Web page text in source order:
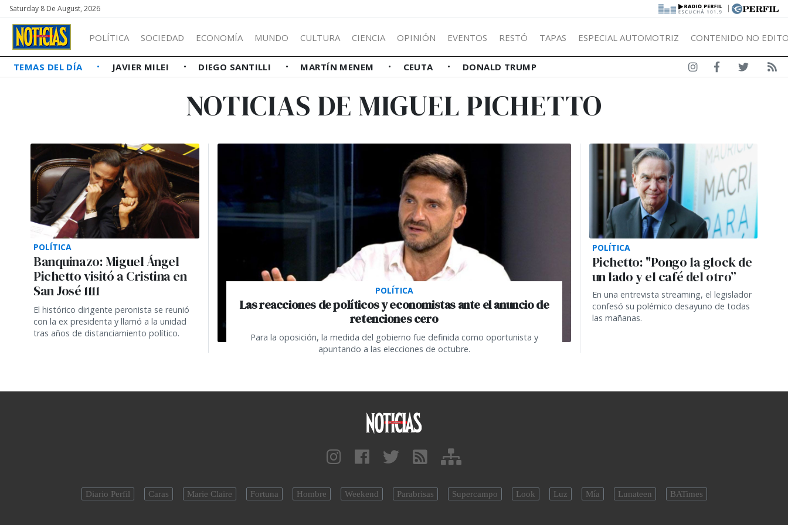
Saturday 8 De August, 2026 |
POLÍTICA SOCIEDAD ECONOMÍA MUNDO CULTURA CIENCIA OPINIÓN EVENTOS RESTÓ TAPAS ESPECIAL AUTOMOTRIZ CONTENIDO NO
TEMAS DEL DÍA JAVIER MILEI DIEGO SANTILLI MARTÍN MENEM CEUTA DONALD TRUMP
NOTICIAS DE MIGUEL PICHETTO
POLÍTICA
Banquinazo: Miguel Ángel
Pichetto visitó a Cristina en
San José 1111
El histórico dirigente peronista se reunió
con la ex presidenta y llamó a la unidad
tras años de distanciamiento político.
POLÍTICA
Las reacciones de políticos y economistas ante el anuncio de
retenciones cero
Para la oposición, la medida del gobierno fue definida como oportunista y
apuntando a las elecciones de octubre.
POLÍTICA
Pichetto: "Pongo la glock de
un lado y el café del otro”
En una entrevista streaming, el legislador
confesó su polémico desayuno de todas
las mañanas.
Diario Perfil Caras Marie Claire Fortuna Hombre Weekend Parabrisas Supercampo Look Luz Mía Lunateen BATimes